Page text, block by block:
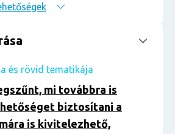
és rövid tematikája
mi továbbra is
biztosítani a
is kivitelezhető,